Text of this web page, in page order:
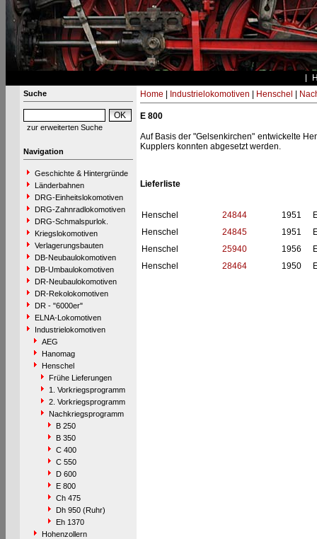
Suche
zur erweiterten Suche
Navigation
Geschichte & Hintergründe
Länderbahnen
DRG-Einheitslokomotiven
DRG-Zahnradlokomotiven
DRG-Schmalspurlok.
Kriegslokomotiven
Verlagerungsbauten
DB-Neubaulokomotiven
DB-Umbaulokomotiven
DR-Neubaulokomotiven
DR-Rekolokomotiven
DR - "6000er"
ELNA-Lokomotiven
Industrielokomotiven
AEG
Hanomag
Henschel
Frühe Lieferungen
1. Vorkriegsprogramm
2. Vorkriegsprogramm
Nachkriegsprogramm
B 250
B 350
C 400
C 550
D 600
E 800
Ch 475
Dh 950 (Ruhr)
Eh 1370
Hohenzollern
Home Industrielokomotiven Henschel
E 800
Auf Basis der "Gelsenkirchen" entwickelte
Kupplers konnten abgesetzt werden.
Lieferliste
Henschel 24844 1951
Henschel
24845 1951
Henschel
25940 1956
Henschel
28464 1950